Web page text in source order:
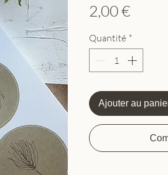
2,00 €Prix
Quantité *
Ajouter au